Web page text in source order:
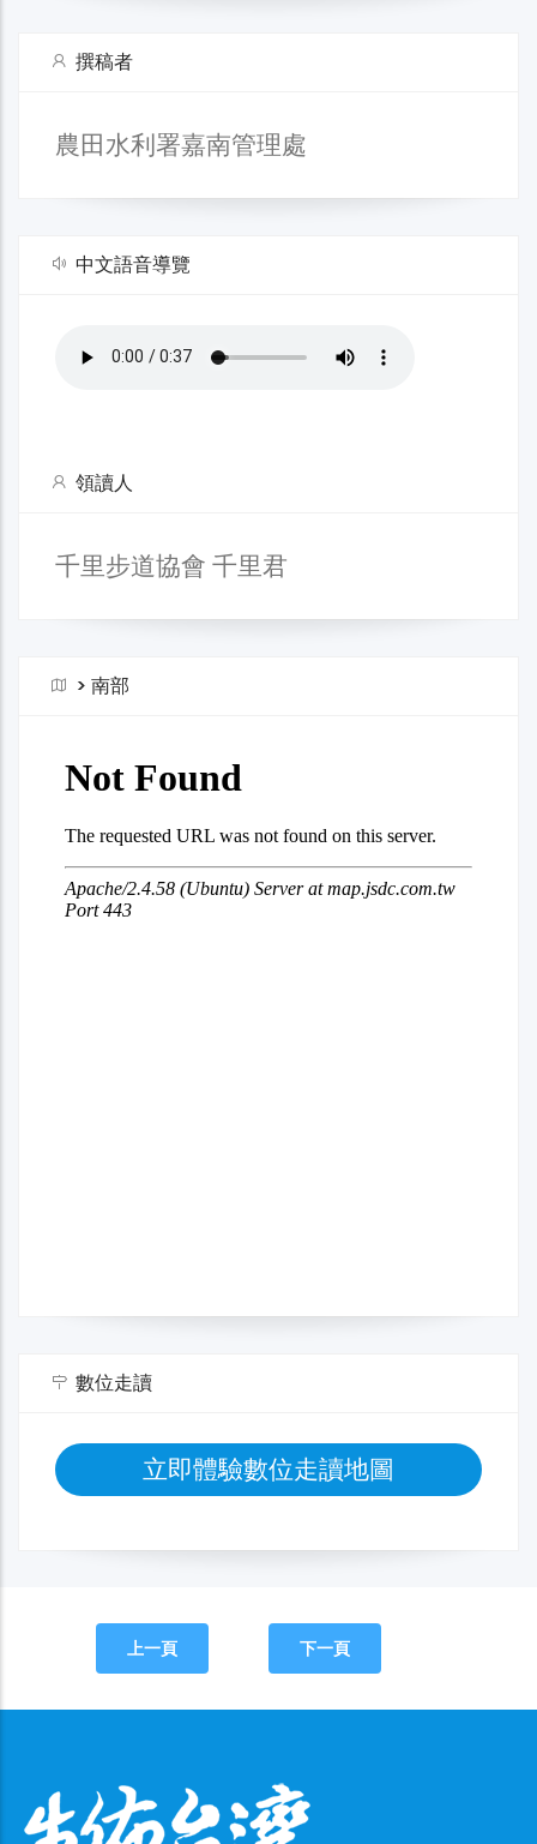
撰稿者
農田水利署嘉南管理處
中文語音導覽
領讀人
千里步道協會 千里君
> 南部
數位走讀
立即體驗數位走讀地圖
上一頁 下一頁